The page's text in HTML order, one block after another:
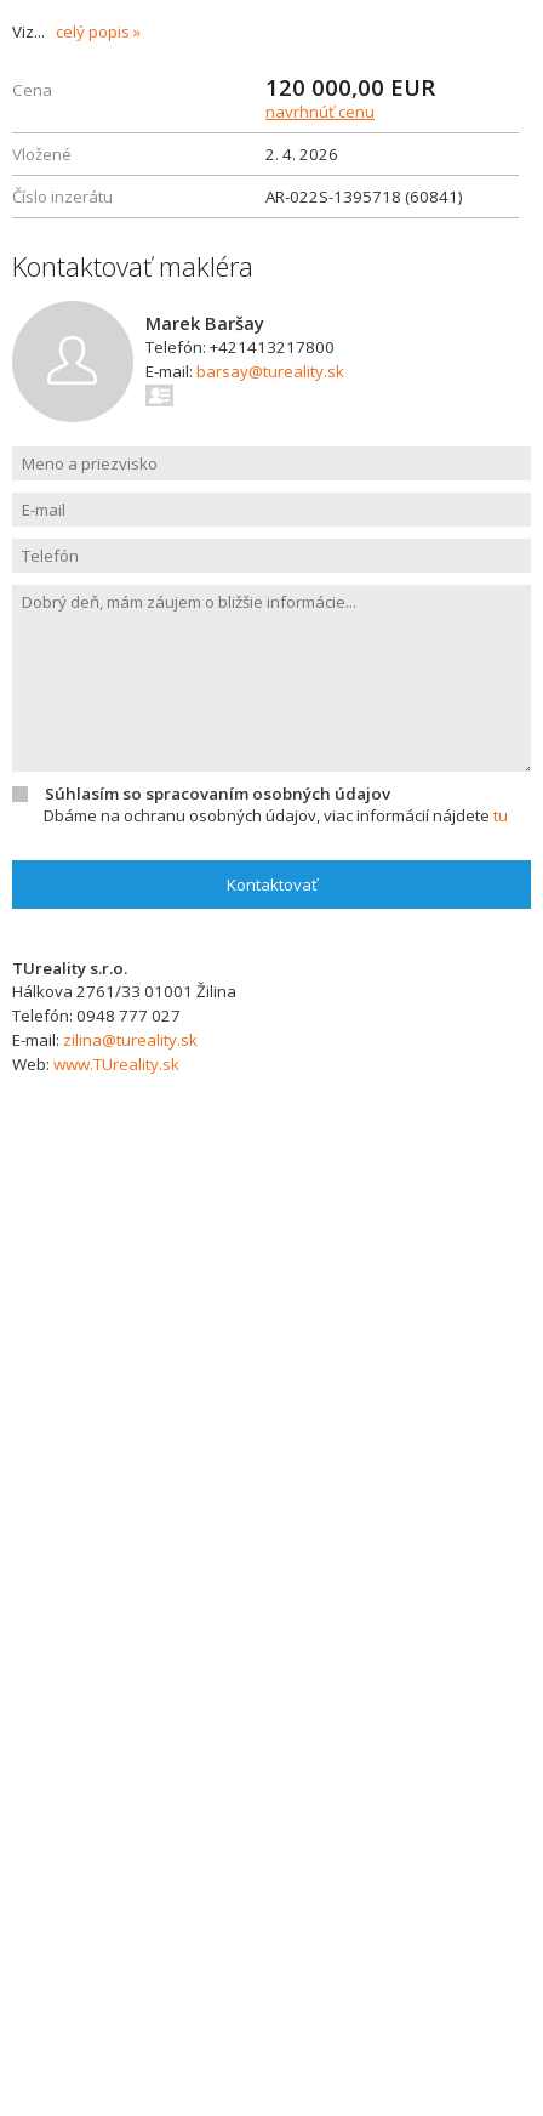
Viz... celý popis
Cena 120 000,00 EUR
navrhnúť cenu
Vložené
2. 4. 2026
Číslo inzerátu
AR-022S-1395718 (60841)
Kontaktovať makléra
Marek Baršay
Telefón: +421413217800
E-mail: barsay@tureality.sk
Súhlasím so spracovaním osobných údajov
Dbáme na ochranu osobných údajov, viac informácií nájdete tu
Kontaktovať
TUreality s.r.o.
Hálkova 2761/33 01001 Žilina
Telefón: 0948 777 027
E-mail: zilina@tureality.sk
Web: www.TUreality.sk